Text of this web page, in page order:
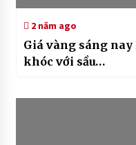
2 năm ago
Giá vàng sáng nay
khóc với sầu…